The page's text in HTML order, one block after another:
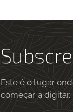
Este é o lugar
começar a digitar.